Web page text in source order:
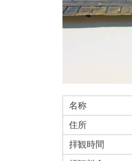
名称
住所
拝観時間